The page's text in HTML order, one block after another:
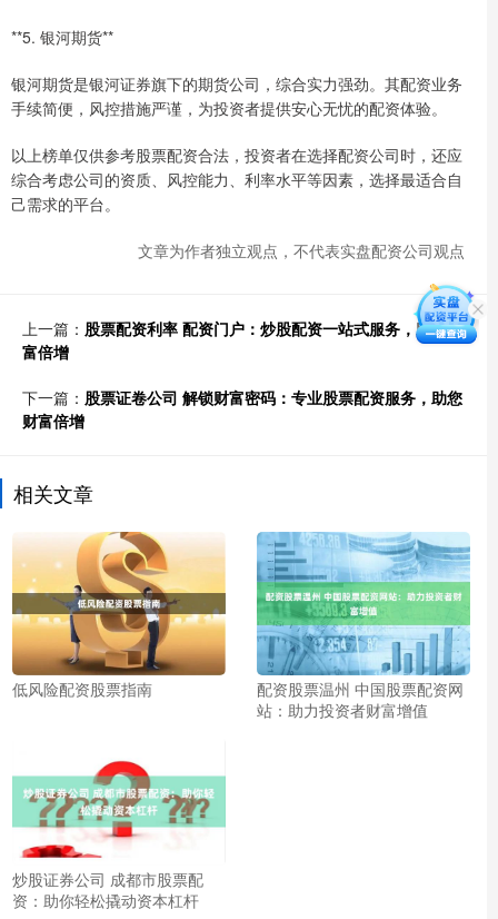
**5. 银河期货**
银河期货是银河证券旗下的期货公司，综合实力强劲。其配资业务
手续简便，风控措施严谨，为投资者提供安心无忧的配资体验。
以上榜单仅供参考股票配资合法，投资者在选择配资公司时，还应
综合考虑公司的资质、风控能力、利率水平等因素，选择最适合自
己需求的平台。
文章为作者独立观点，不代表实盘配资公司观点
上一篇： 股票配资利率 配资门户：炒股配资一站式服务，助你财
富倍增
下一篇： 股票证卷公司 解锁财富密码：专业股票配资服务，助您
财富倍增
相关文章
低风险配资股票指南
配资股票温州 中国股票配资网
站：助力投资者财富增值
炒股证券公司 成都市股票配
资：助你轻松撬动资本杠杆